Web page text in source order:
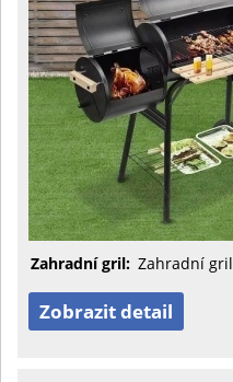
Zahradní gril: Zahradní gril
Zobrazit detail